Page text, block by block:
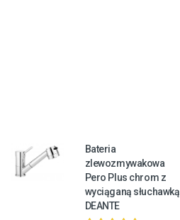
Bateria
zlewozmywakowa
Pero Plus chrom z
wyciąganą słuchawką
DEANTE